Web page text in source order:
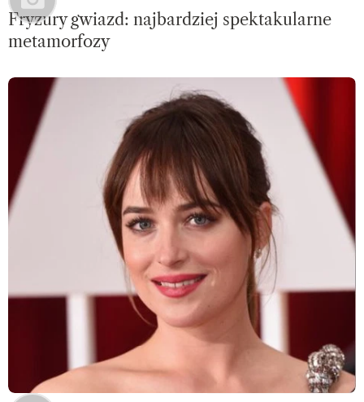
Fryzury gwiazd: najbardziej spektakularne
metamorfozy